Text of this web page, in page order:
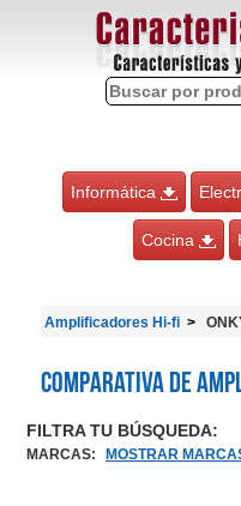
Informática
Cocina
Amplificadores Hi-fi
Comparativa de
FILTRA TU BÚSQUEDA:
MARCAS: MOSTRAR